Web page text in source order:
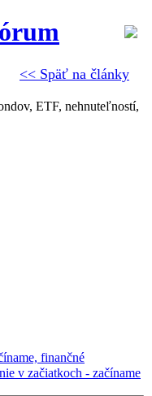
<< Späť na články
ETF, nehnuteľností,
finančné
v začiatkoch - začíname